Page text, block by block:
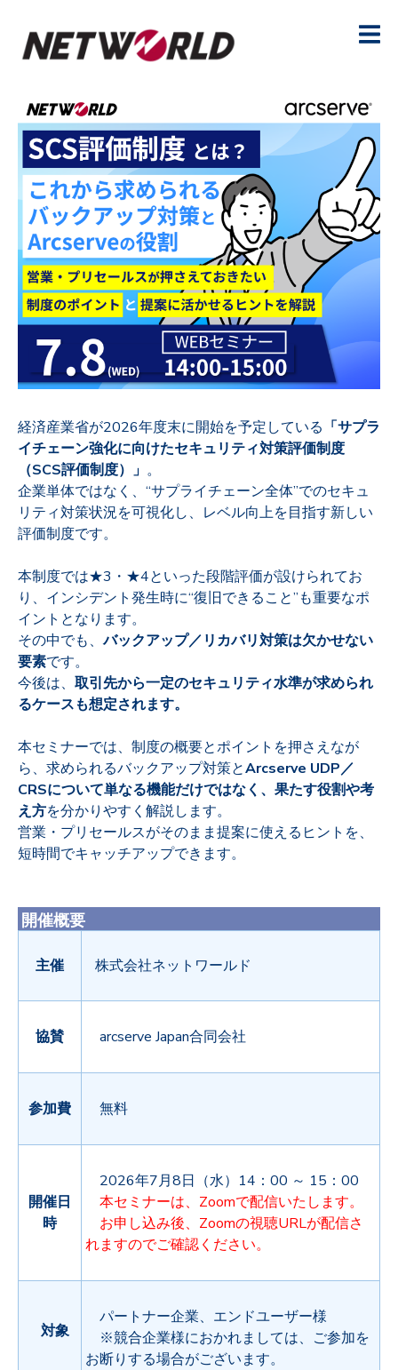
経済産業省が2026年度末に開始を予定している 「サプラ
イチェーン強化に向けたセキュリティ対策評価制度
（SCS評価制度）」 。
企業単体ではなく、“サプライチェーン全体”でのセキュ
リティ対策状況を可視化し、レベル向上を目指す新しい
評価制度です。
本制度では★3・★4といった段階評価が設けられてお
り、インシデント発生時に“復旧できること”も重要なポ
イントとなります。
その中でも、バックアップ／リカバリ対策は欠かせない
要素です。
今後は、 取引先から一定のセキュリティ水準が求められ
るケースも想定されます。
本セミナーでは、制度の概要とポイントを押さえなが
ら、求められるバックアップ対策とArcserve UDP／
CRSについて単なる機能だけではなく、果たす役割や考
え方を分かりやすく解説します。
営業・プリセールスがそのまま提案に使えるヒントを、
短時間でキャッチアップできます。
開催概要
主催 株式会社ネットワールド
協賛 arcserve Japan合同会社
参加費 無料
開催日
時
2026年7月8日（水）14：00 ～ 15：00
本セミナーは、Zoomで配信いたします。
お申し込み後、Zoomの視聴URLが配信さ
れますのでご確認ください。
対象
パートナー企業、エンドユーザー様
※競合企業様におかれましては、ご参加を
お断りする場合がございます。